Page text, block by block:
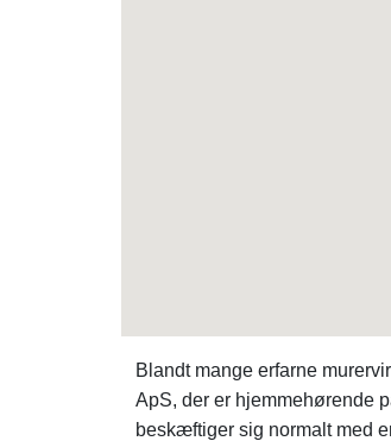
Blandt mange erfarne
ApS, der er hjemmehørende
beskæftiger sig normalt med